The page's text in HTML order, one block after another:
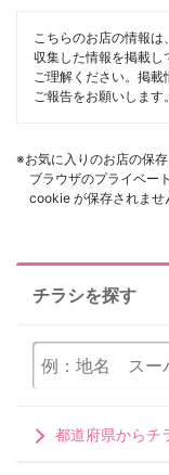
こちらのお店の情報
収集した情報を掲載し
ご理解ください。掲
ご報告をお願いします。
※お気に入りのお店の保
ブラウザのプライベー
cookie が保存されませ
チラシを探す
都道府県からチ